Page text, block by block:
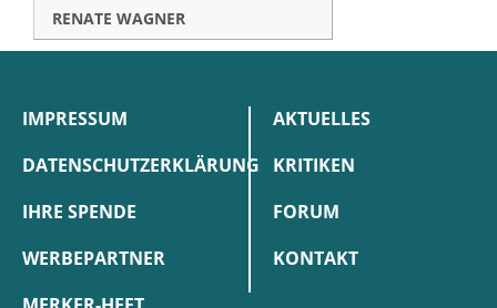
RENATE WAGNER
IMPRESSUM
DATENSCHUTZERKLÄRUNG
IHRE SPENDE
WERBEPARTNER
AKTUELLES
KRITIKEN
FORUM
KONTAKT